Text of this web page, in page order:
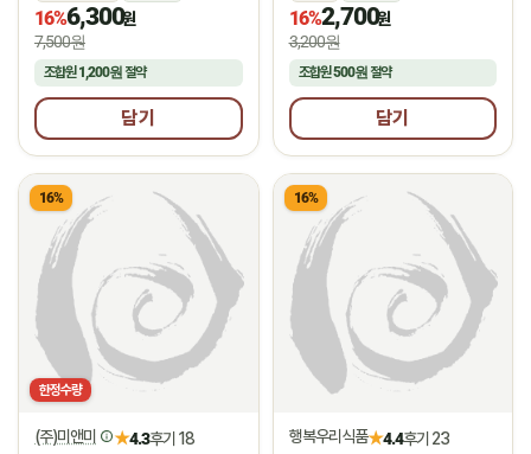
16%6,300원
7,500원
조합원1,200원 절약
담기
16%2,700원
3,200원
조합원500원절약
담기
16%
한정수량
(주)미앤미 ★4.3후기 18
16%
행복우리식품★4.4후기 23